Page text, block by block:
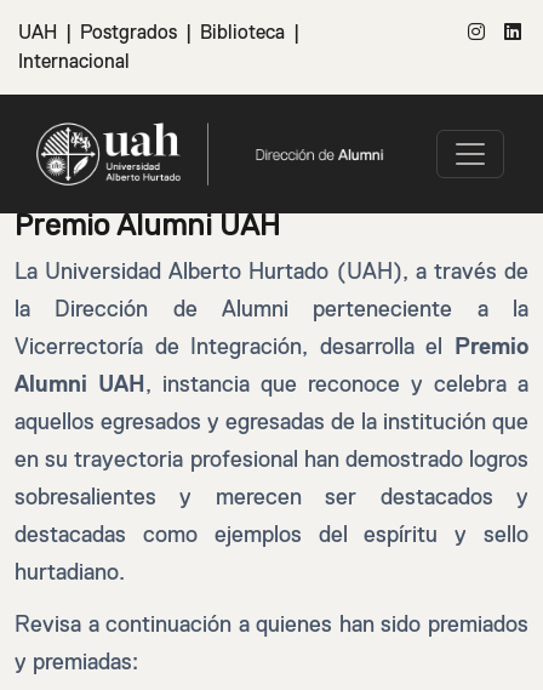
UAH Postgrados Biblioteca
Internacional
Premio Alumni UAH
La Universidad Alberto Hurtado (UAH), a través de
la Dirección de Alumni perteneciente a la
Vicerrectoría de Integración, desarrolla el
Premio
Alumni UAH , instancia que reconoce y celebra a
aquellos egresados y egresadas de la institución que
en su trayectoria profesional han demostrado logros
sobresalientes y merecen ser destacados y
destacadas como ejemplos del espíritu y sello
hurtadiano.
Revisa a continuación a quienes han sido premiados
y premiadas: